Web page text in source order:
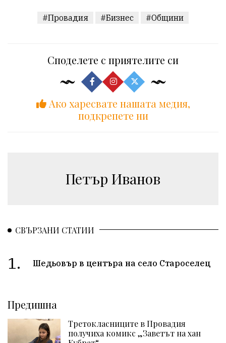
#Провадия #Бизнес #Общини
Споделете с приятелите си
Ако харесвате нашата медия,
подкрепете ни
Петър Иванов
СВЪРЗАНИ СТАТИИ
1. Шедьовър в центъра на село Староселец
Предишна
Третокласниците в Провадия
получиха комикс „Заветът на хан